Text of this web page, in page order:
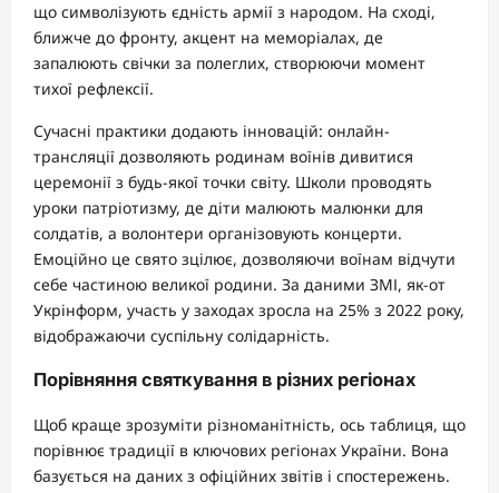
що символізують єдність армії з народом. На сході,
ближче до фронту, акцент на меморіалах, де
запалюють свічки за полеглих, створюючи момент
тихої рефлексії.
Сучасні практики додають інновацій: онлайн-
трансляції дозволяють родинам воїнів дивитися
церемонії з будь-якої точки світу. Школи проводять
уроки патріотизму, де діти малюють малюнки для
солдатів, а волонтери організовують концерти.
Емоційно це свято зцілює, дозволяючи воїнам відчути
себе частиною великої родини. За даними ЗМІ, як-от
Укрінформ, участь у заходах зросла на 25% з 2022 року,
відображаючи суспільну солідарність.
Порівняння святкування в різних регіонах
Щоб краще зрозуміти різноманітність, ось таблиця, що
порівнює традиції в ключових регіонах України. Вона
базується на даних з офіційних звітів і спостережень.